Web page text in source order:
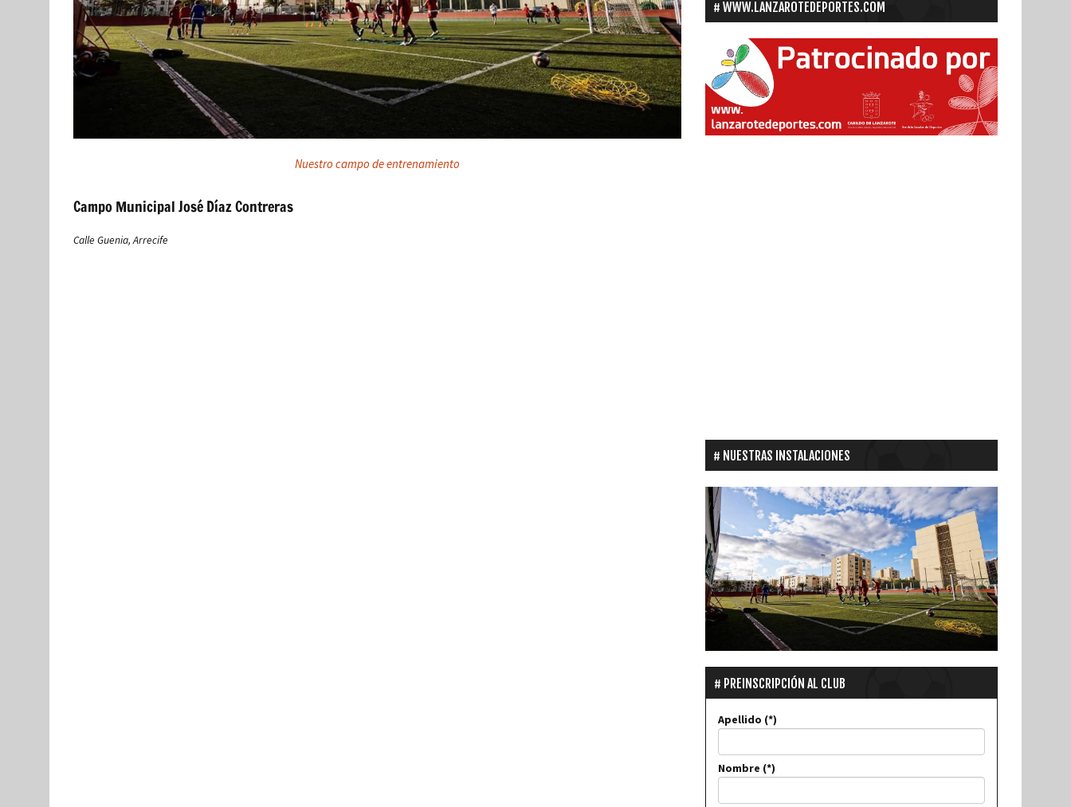
Nuestro campo de entrenamiento
Campo Municipal José Díaz Contreras
Calle Guenia, Arrecife
WWW.LANZAROTEDEPORTES.COM
NUESTRAS INSTALACIONES
PREINSCRIPCIÓN AL CLUB
Apellido
Nombre